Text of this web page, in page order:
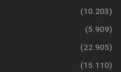
(10.203)
(5.909)
(22.905)
(15.110)